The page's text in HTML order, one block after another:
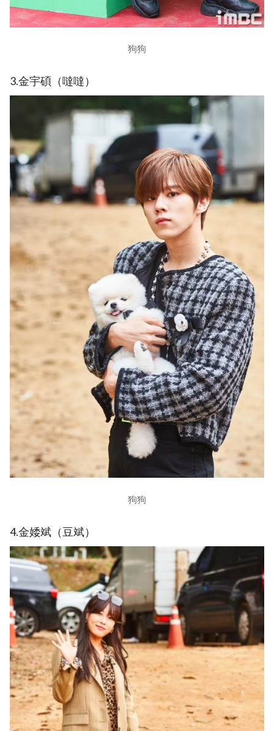
狗狗
3.金宇碩（噠噠）
狗狗
4.金婑斌（豆斌）